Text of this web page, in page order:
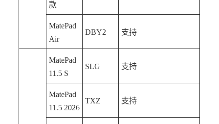
款
MatePad
Air
DBY2 支持
MatePad
11.5 S
SLG 支持
MatePad
11.5 2026
TXZ 支持